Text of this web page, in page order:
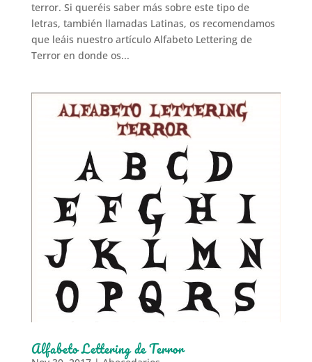
terror. Si queréis saber más sobre este tipo de
letras, también llamadas Latinas, os recomendamos
que leáis nuestro artículo Alfabeto Lettering de
Terror en donde os...
Alfabeto Lettering de Terror